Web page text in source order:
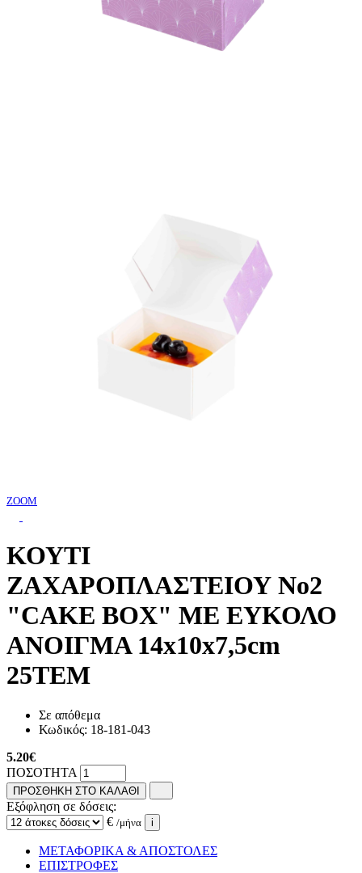
ZOOM
ΚΟΥΤΙ
ΖΑΧΑΡΟΠΛΑΣΤΕΙΟΥ No2
"CAKE BOX" ΜΕ ΕΥΚΟΛΟ
ΑΝΟΙΓΜΑ 14x10x7,5cm
25ΤΕΜ
Σε απόθεμα
Κωδικός: 18-181-043
5.20€
ΠΟΣΟΤΗΤΑ
ΠΡΟΣΘΗΚΗ ΣΤΟ ΚΑΛΑΘΙ
Εξόφληση σε δόσεις:
€ /μήνα i
ΜΕΤΑΦΟΡΙΚΑ & ΑΠΟΣΤΟΛΕΣ
ΕΠΙΣΤΡΟΦΕΣ